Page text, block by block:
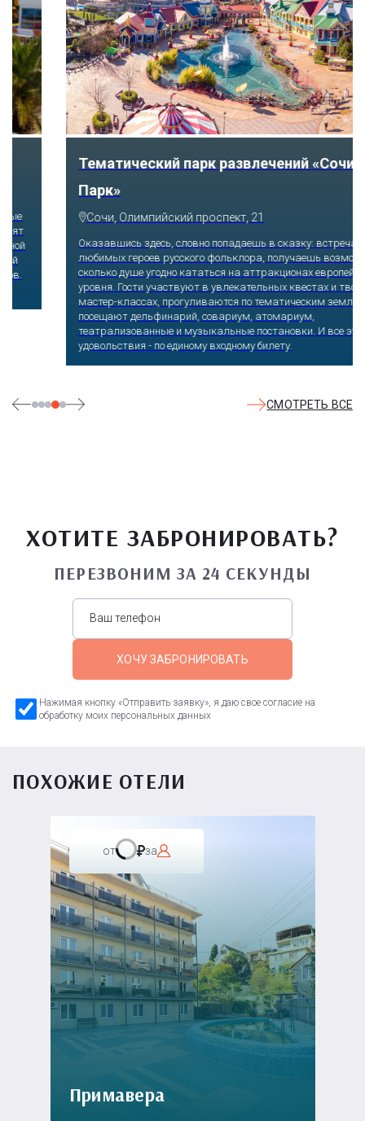
Тематический парк развлечений «Сочи
Сочи, Олимпийский проспект, 21
Оказавшись здесь, словно попадаешь в сказку: встречаешь
любимых героев русского фольклора, получаешь возможность
сколько душе угодно кататься на аттракционах европейского
уровня. Гости участвуют в увлекательных квестах и творческих
мастер-классах, прогуливаются по тематическим землям,
посещают дельфинарий, совариум, атомариум,
театрализованные и музыкальные постановки. И все эти
удовольствия - по единому входному билету.
СМОТРЕТЬ ВСЕ
ХОТИТЕ ЗАБРОНИРОВАТЬ?
ПЕРЕЗВОНИМ ЗА 24 СЕКУНДЫ
ХОЧУ ЗАБРОНИРОВАТЬ
Нажимая кнопку «Отправить заявку», я даю свое согласие на
обработку моих персональных данных
ПОХОЖИЕ ОТЕЛИ
от за
Примавера